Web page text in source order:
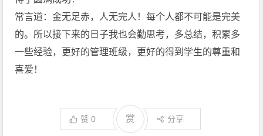
常言道：金无足赤，人无完人！每个人都不可能是完美
的。所以接下来的日子我也会勤思考，多总结，积累多
一些经验，更好的管理班级，更好的得到学生的尊重和
喜爱！
赞0 赏 分享